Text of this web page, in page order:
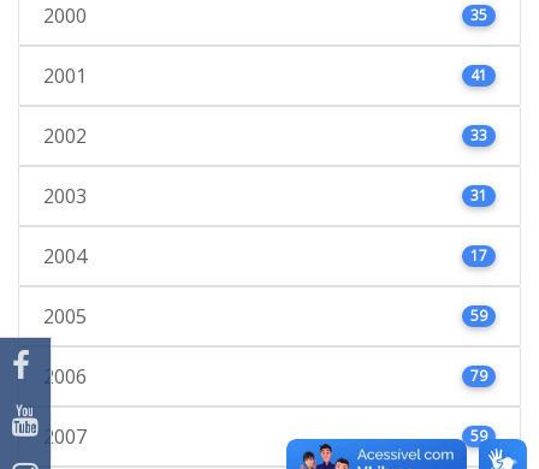
2000 35
2001 41
2002 33
2003 31
2004 17
2005 59
2006 79
2007 59